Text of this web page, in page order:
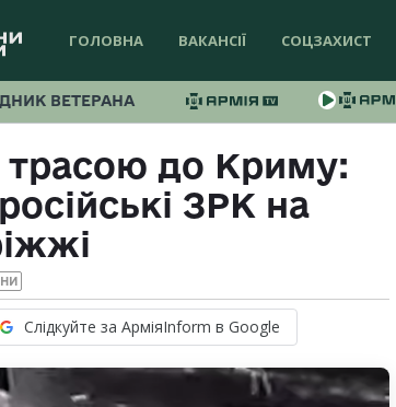
ГОЛОВНА ВАКАНСІЇ СОЦЗАХИСТ
ВЕТЕРАНА
трасою до Криму:
ЗРК на
Слідкуйте за АрміяInform в Google